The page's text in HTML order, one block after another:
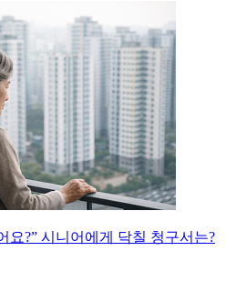
요?” 시니어에게 닥칠 청구서는?